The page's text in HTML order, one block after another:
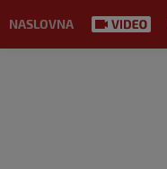
NASLOVNA